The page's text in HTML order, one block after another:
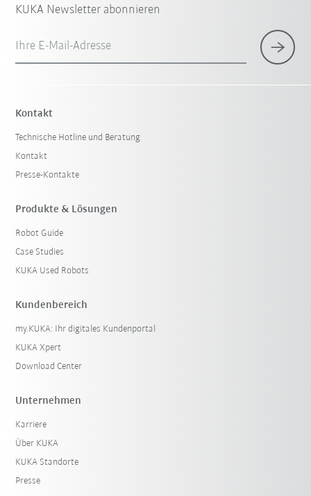
KUKA Newsletter abonnieren
Ihre E-Mail-Adresse
Kontakt
Technische Hotline und Beratung
Kontakt
Presse-Kontakte
Produkte & Lösungen
Robot Guide
Case Studies
KUKA Used Robots
Kundenbereich
my.KUKA: Ihr digitales Kundenportal
KUKA Xpert
Download Center
Unternehmen
Karriere
Über KUKA
KUKA Standorte
Presse